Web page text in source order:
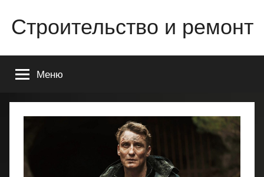
содержимому
Строительство и ремонт
строительстве
ремонте
Вашего
Меню